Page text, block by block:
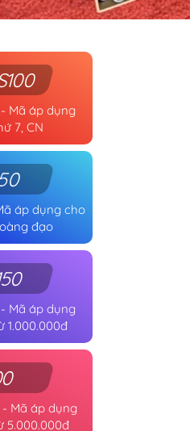
7, CN
đạo
Mã áp dụng
1.000.000đ
Mã áp dụng
5.000.000đ